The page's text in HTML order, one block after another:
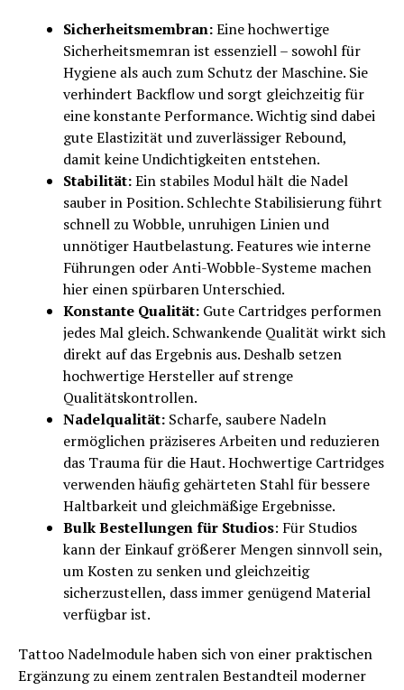
Sicherheitsmembran:Eine hochwertige
Sicherheitsmemran ist essenziell – sowohl für
Hygiene als auch zum Schutz der Maschine. Sie
verhindert Backflow und sorgt gleichzeitig für
eine konstante Performance. Wichtig sind dabei
gute Elastizität und zuverlässiger Rebound,
damit keine Undichtigkeiten entstehen.
Stabilität:Ein stabiles Modul hält die Nadel
sauber in Position. Schlechte Stabilisierung führt
schnell zu Wobble, unruhigen Linien und
unnötiger Hautbelastung. Features wie interne
Führungen oder Anti-Wobble-Systeme machen
hier einen spürbaren Unterschied.
Konstante Qualität: Gute Cartridges performen
jedes Mal gleich. Schwankende Qualität wirkt sich
direkt auf das Ergebnis aus. Deshalb setzen
hochwertige Hersteller auf strenge
Qualitätskontrollen.
Nadelqualität: Scharfe, saubere Nadeln
ermöglichen präziseres Arbeiten und reduzieren
das Trauma für die Haut. Hochwertige Cartridges
verwenden häufig gehärteten Stahl für bessere
Haltbarkeit und gleichmäßige Ergebnisse.
Bulk Bestellungen für Studios: Für Studios
kann der Einkauf größerer Mengen sinnvoll sein,
um Kosten zu senken und gleichzeitig
sicherzustellen, dass immer genügend Material
verfügbar ist.
Tattoo Nadelmodule haben sich von einer praktischen
Ergänzung zu einem zentralen Bestandteil moderner